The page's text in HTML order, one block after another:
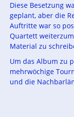
Diese Besetzung
geplant, aber die
Auftritte war so
Quartett
Material zu
Um das Album zu
mehrwöchige
und die